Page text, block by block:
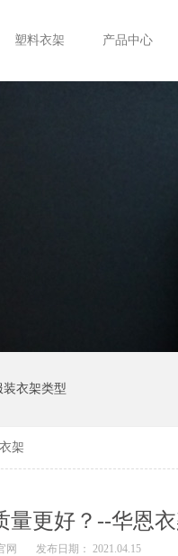
塑料衣架 产品中心
装衣架类型
架
量更好？--华恩
网 发布日期： 2021.04.15